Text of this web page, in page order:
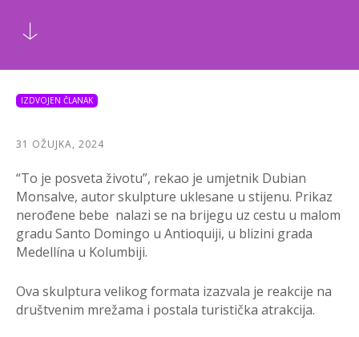
IZDVOJEN ČLANAK
31 OŽUJKA, 2024
“To je posveta životu”, rekao je umjetnik Dubian
Monsalve, autor skulpture uklesane u stijenu. Prikaz
nerođene bebe nalazi se na brijegu uz cestu u malom
gradu Santo Domingo u Antioquiji, u blizini grada
Medellína u Kolumbiji.
Ova skulptura velikog formata izazvala je reakcije na
društvenim mrežama i postala turistička atrakcija.